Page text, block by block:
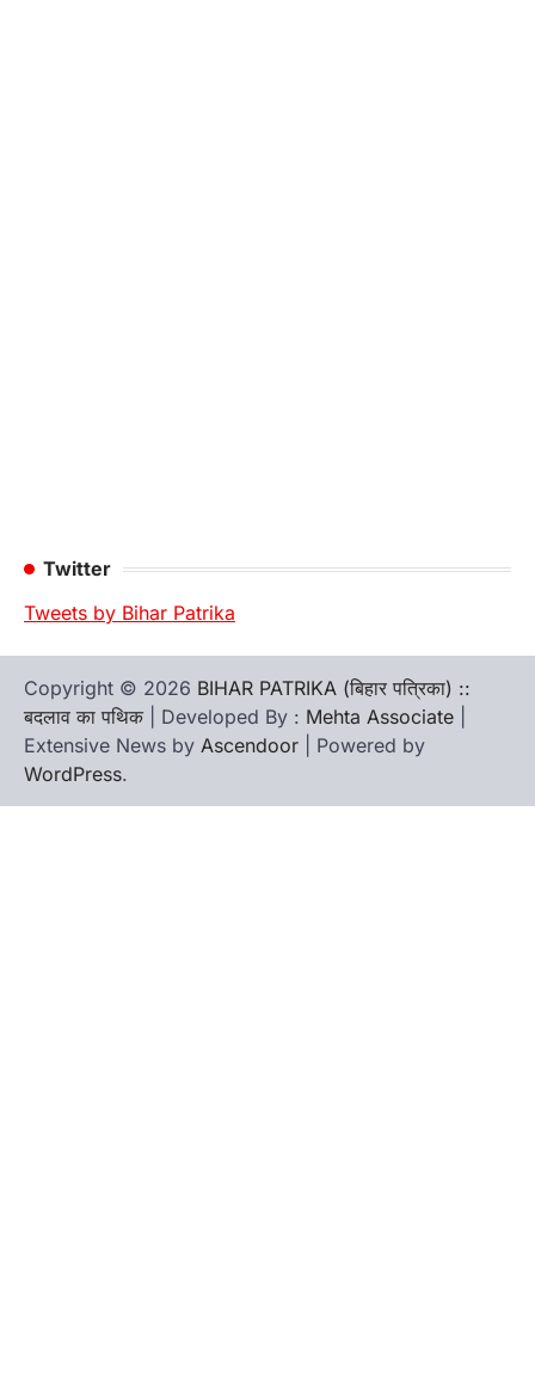
Twitter
Tweets by Bihar Patrika
Copyright © 2026 BIHAR PATRIKA (बिहार पत्रिका) ::
बदलाव का पथिक | Developed By : Mehta Associate
Extensive News by Ascendoor | Powered by
WordPress.